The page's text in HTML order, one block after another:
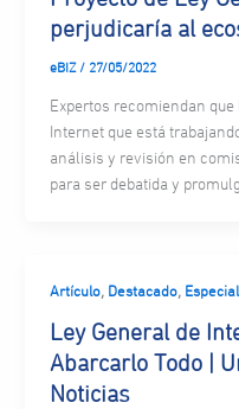
perjudicaría al
eBIZ / 27/05/2022
Expertos recomiendan
Internet que está
análisis y revisión en
para ser debatida y
Artículo, Destacado, Especial
Ley General de
Abarcarlo Todo |
Noticias